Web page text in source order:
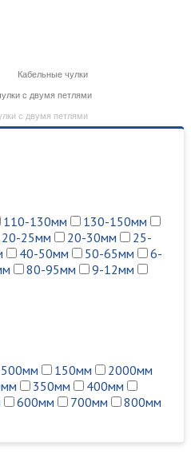
Кабельные чулки
с двумя петлями
с двумя петлями
110-130мм
130-150мм
20-25мм 20-30мм
25-
40-50мм 50-65мм
6-
80-95мм
9-12мм
150мм
2000мм
350мм
400мм
600мм 700мм
800мм